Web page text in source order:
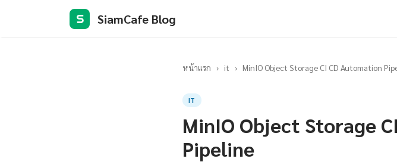
S SiamCafe Blog
หน้าแรก › it › MinIO Object Storage CI CD Automation
IT
MinIO Object Storage
Pipeline